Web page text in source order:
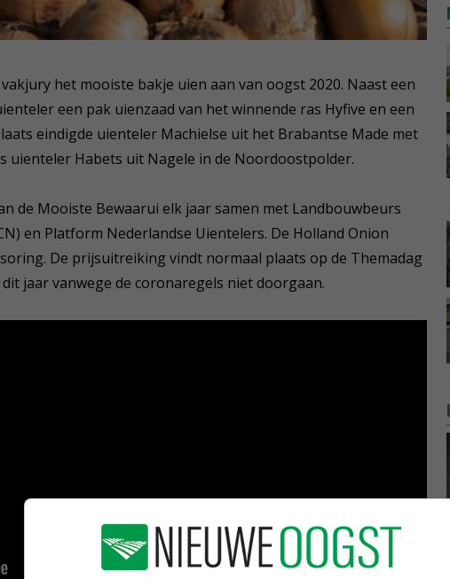
het mooiste bakje uien aan van oogst 2020. Naast een
een pak uienzaad van het winnende ras Hyfive en een
eindigde uienteler Machielse uit het Brabantse Made met
uienteler Habets uit Nagele in de Noordoostpolder.
de Mooiste Bewaarui elk jaar samen met Landbouwbeurs
en Platform Nederlandse Uientelers. De Holland Onion
De prijsuitreiking vindt normaal plaats op de Themadag
jaar vanwege de coronaregels niet doorgaan.